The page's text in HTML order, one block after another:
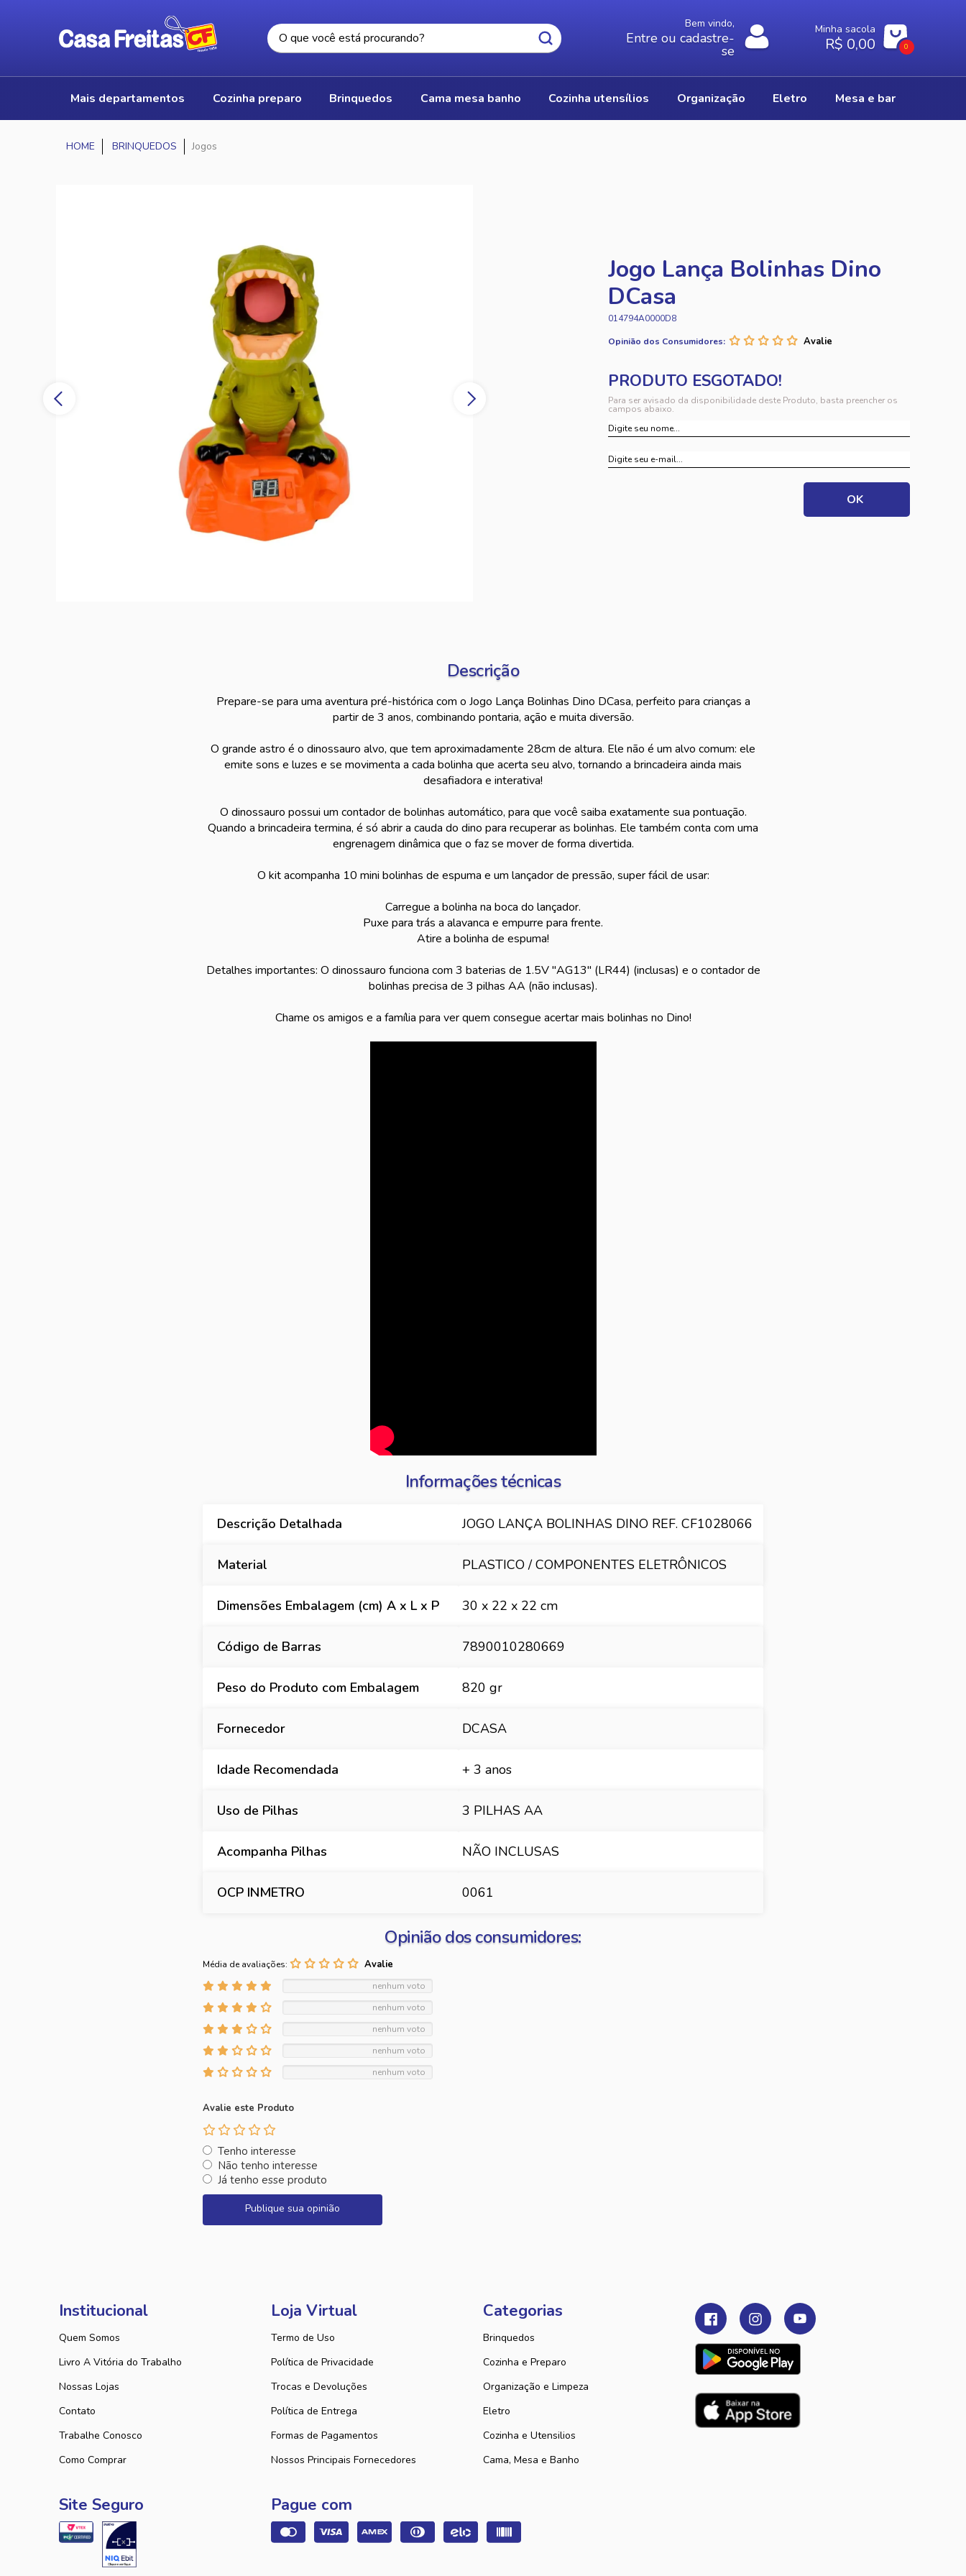
Bem vindo,
Entre ou cadastre-
se
Minha sacola
R$ 0,00 0
mais departamentos cozinha preparo brinquedos cama mesa banho cozinha utensílios organização eletro mesa e bar
BRINQUEDOS Jogos
Jogo Lança Bolinhas Dino
DCasa
014794A0000D8
Opinião dos Consumidores:
Para ser avisado da disponibilidade deste Produto, basta preencher os
campos abaixo.
Descrição
Prepare-se para uma aventura pré-histórica com o Jogo Lança Bolinhas Dino DCasa, perfeito para crianças a
partir de 3 anos, combinando pontaria, ação e muita diversão.
O grande astro é o dinossauro alvo, que tem aproximadamente 28cm de altura. Ele não é um alvo comum: ele
emite sons e luzes e se movimenta a cada bolinha que acerta seu alvo, tornando a brincadeira ainda mais
desafiadora e interativa!
O dinossauro possui um contador de bolinhas automático, para que você saiba exatamente sua pontuação.
Quando a brincadeira termina, é só abrir a cauda do dino para recuperar as bolinhas. Ele também conta com uma
engrenagem dinâmica que o faz se mover de forma divertida.
O kit acompanha 10 mini bolinhas de espuma e um lançador de pressão, super fácil de usar:
Carregue a bolinha na boca do lançador.
Puxe para trás a alavanca e empurre para frente.
Atire a bolinha de espuma!
Detalhes importantes: O dinossauro funciona com 3 baterias de 1.5V "AG13" (LR44) (inclusas) e o contador de
bolinhas precisa de 3 pilhas AA (não inclusas).
Chame os amigos e a família para ver quem consegue acertar mais bolinhas no Dino!
Informações técnicas
Descrição Detalhada JOGO LANÇA BOLINHAS DINO REF. CF1028066
Material PLASTICO / COMPONENTES ELETRÔNICOS
Dimensões Embalagem (cm) A x L x P 30 x 22 x 22 cm
Código de Barras 7890010280669
Peso do Produto com Embalagem 820 gr
Fornecedor DCASA
Idade Recomendada + 3 anos
Uso de Pilhas 3 PILHAS AA
Acompanha Pilhas NÃO INCLUSAS
OCP INMETRO 0061
Opinião dos consumidores:
Média de avaliações:
nenhum voto
nenhum voto
nenhum voto
nenhum voto
nenhum voto
Avalie este Produto
Tenho interesse
Não tenho interesse
Já tenho esse produto
Publique sua opinião
Institucional
Quem Somos
Livro A Vitória do Trabalho
Nossas Lojas
Contato
Trabalhe Conosco
Como Comprar
Loja Virtual
Termo de Uso
Política de Privacidade
Trocas e Devoluções
Política de Entrega
Formas de Pagamentos
Nossos Principais Fornecedores
Categorias
Brinquedos
Cozinha e Preparo
Organização e Limpeza
Eletro
Cozinha e Utensilios
Cama, Mesa e Banho
Site Seguro Pague com